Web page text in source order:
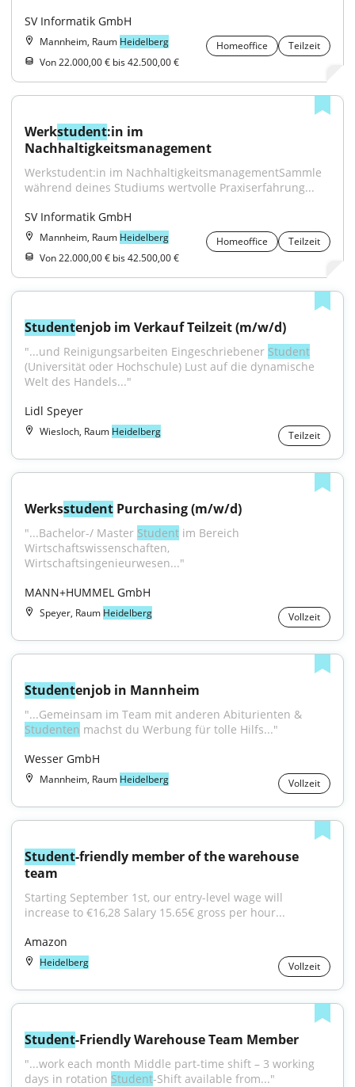
SV Informatik GmbH
Mannheim, Raum Heidelberg Homeoffice
Teilzeit
Von 22.000,00 € bis 42.500,00 €
Werkstudent:in im
Nachhaltigkeitsmanagement
Werkstudent:in im NachhaltigkeitsmanagementSammle
während deines Studiums wertvolle Praxiserfahrung...
SV Informatik GmbH
Mannheim, Raum Heidelberg Homeoffice
Teilzeit
Von 22.000,00 € bis 42.500,00 €
Studentenjob im Verkauf Teilzeit (m/w/d)
"...und Reinigungsarbeiten Eingeschriebener Student
(Universität oder Hochschule) Lust auf die dynamische
Welt des Handels..."
Lidl Speyer
Wiesloch, Raum Heidelberg Teilzeit
Werksstudent Purchasing (m/w/d)
"...Bachelor-/ Master Student im Bereich
Wirtschaftswissenschaften,
Wirtschaftsingenieurwesen..."
MANN+HUMMEL GmbH
Speyer, Raum Heidelberg Vollzeit
Studentenjob in Mannheim
Studenten machst du Werbung für tolle Hilfs..."
Wesser GmbH
Mannheim, Raum Heidelberg Vollzeit
Student-friendly member of the warehouse
team
Starting September 1st, our entry-level wage will
increase to €16,28 Salary 15.65€ gross per hour...
Amazon
Heidelberg Vollzeit
Student-Friendly Warehouse Team Member
"...work each month Middle part-time shift – 3 working
days in rotation Student-Shift available from..."